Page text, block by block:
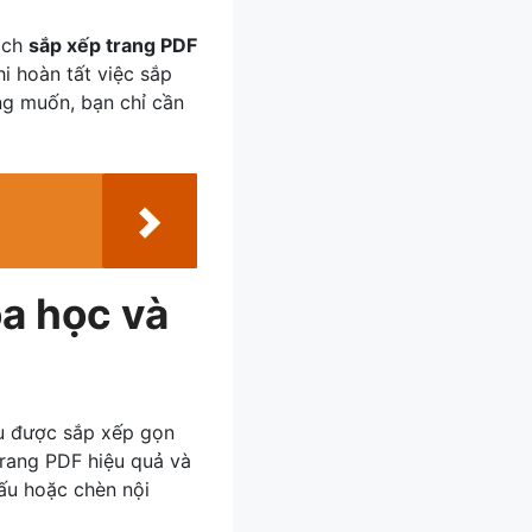
sắp xếp trang PDF
hoàn tất việc sắp
muốn, bạn chỉ cần
học và
được sắp xếp gọn
PDF hiệu quả và
hoặc chèn nội